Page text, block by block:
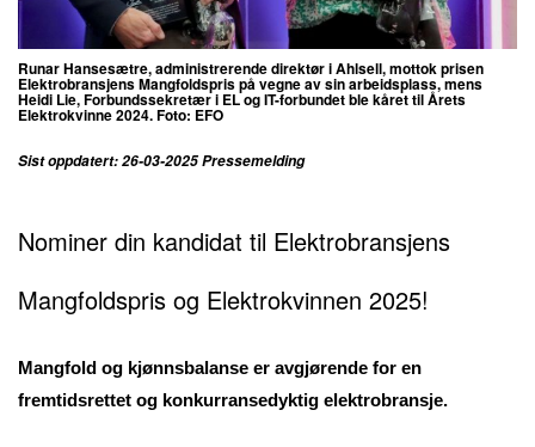
Runar Hansesætre, administrerende direktør i Ahlsell, mottok prisen
Elektrobransjens Mangfoldspris på vegne av sin arbeidsplass, mens
Heidi Lie, Forbundssekretær i EL og IT-forbundet ble kåret til Årets
Elektrokvinne 2024. Foto: EFO
Sist oppdatert: 26-03-2025 Pressemelding
Nominer din kandidat til Elektrobransjens
Mangfoldspris og Elektrokvinnen 2025!
Mangfold og kjønnsbalanse er avgjørende for en
fremtidsrettet og konkurransedyktig elektrobransje.